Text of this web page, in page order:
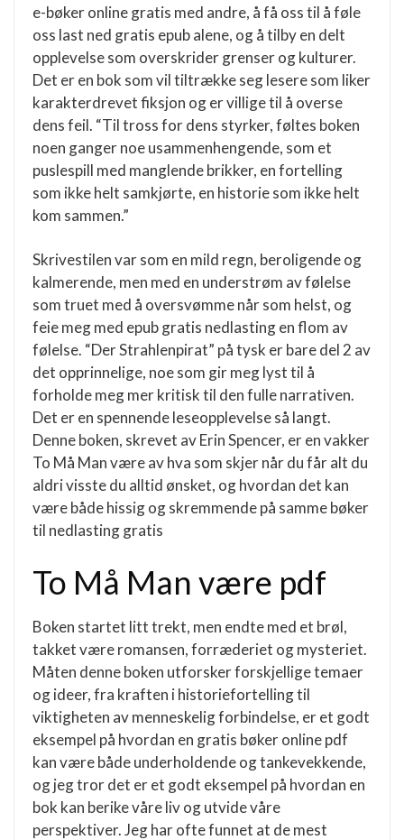
e-bøker online gratis med andre, å få oss til å føle
oss last ned gratis epub alene, og å tilby en delt
opplevelse som overskrider grenser og kulturer.
Det er en bok som vil tiltrække seg lesere som liker
karakterdrevet fiksjon og er villige til å overse
dens feil. “Til tross for dens styrker, føltes boken
noen ganger noe usammenhengende, som et
puslespill med manglende brikker, en fortelling
som ikke helt samkjørte, en historie som ikke helt
kom sammen.”
Skrivestilen var som en mild regn, beroligende og
kalmerende, men med en understrøm av følelse
som truet med å oversvømme når som helst, og
feie meg med epub gratis nedlasting en flom av
følelse. “Der Strahlenpirat” på tysk er bare del 2 av
det opprinnelige, noe som gir meg lyst til å
forholde meg mer kritisk til den fulle narrativen.
Det er en spennende leseopplevelse så langt.
Denne boken, skrevet av Erin Spencer, er en vakker
To Må Man være av hva som skjer når du får alt du
aldri visste du alltid ønsket, og hvordan det kan
være både hissig og skremmende på samme bøker
til nedlasting gratis
To Må Man være pdf
Boken startet litt trekt, men endte med et brøl,
takket være romansen, forræderiet og mysteriet.
Måten denne boken utforsker forskjellige temaer
og ideer, fra kraften i historiefortelling til
viktigheten av menneskelig forbindelse, er et godt
eksempel på hvordan en gratis bøker online pdf
kan være både underholdende og tankevekkende,
og jeg tror det er et godt eksempel på hvordan en
bok kan berike våre liv og utvide våre
perspektiver. Jeg har ofte funnet at de mest